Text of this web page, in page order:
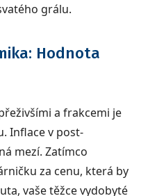
grálu.
Hodnota
a frakcemi je
Inflace v post-
mezí. Zatímco
za cenu, která by
vaše těžce vydobyté